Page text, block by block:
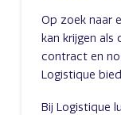
Op zoek naar
kan krijgen
contract en
Logistique
Bij Logistique